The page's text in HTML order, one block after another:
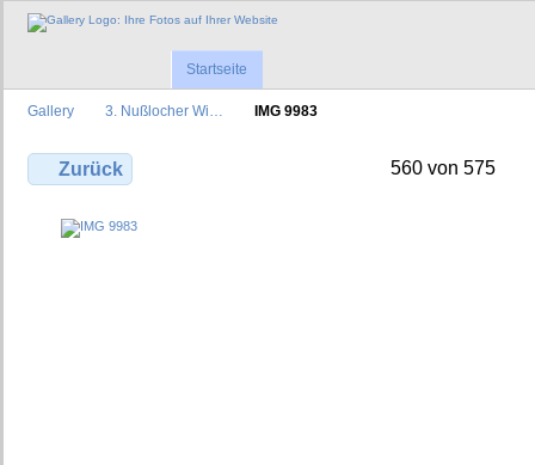
Startseite
Gallery 3. Nußlocher Wi… IMG 9983
Zurück 560 von 575